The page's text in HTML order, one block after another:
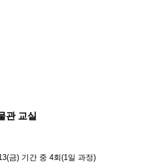
관 교실
금) 기간 중 4회(1일 과정)